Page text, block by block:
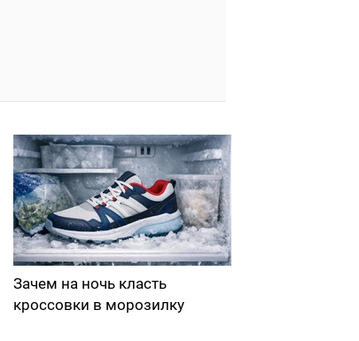
Зачем на ночь класть
кроссовки в морозилку